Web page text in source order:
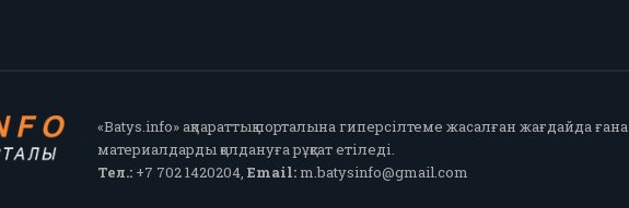
«Batys.info» ақпараттық порталына гиперсілтеме жасалған жағдайда ғана
материалдарды қолдануға рұқсат етіледі.
Тел.:+7 702 1420204, Email:m.batysinfo@gmail.com